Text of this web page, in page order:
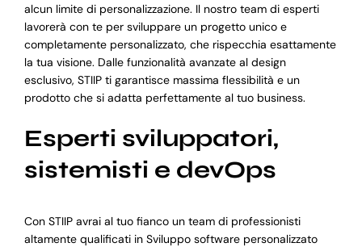
alcun limite di personalizzazione. Il nostro team di esperti
lavorerà con te per sviluppare un progetto unico e
completamente personalizzato, che rispecchia esattamente
la tua visione. Dalle funzionalità avanzate al design
esclusivo, STIIP ti garantisce massima flessibilità e un
prodotto che si adatta perfettamente al tuo business.
Esperti sviluppatori,
sistemisti e devOps
Con STIIP avrai al tuo fianco un team di professionisti
altamente qualificati in Sviluppo software personalizzato